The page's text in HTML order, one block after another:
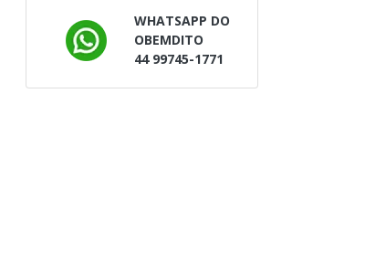
WHATSAPP DO
OBEMDITO
44 99745-1771